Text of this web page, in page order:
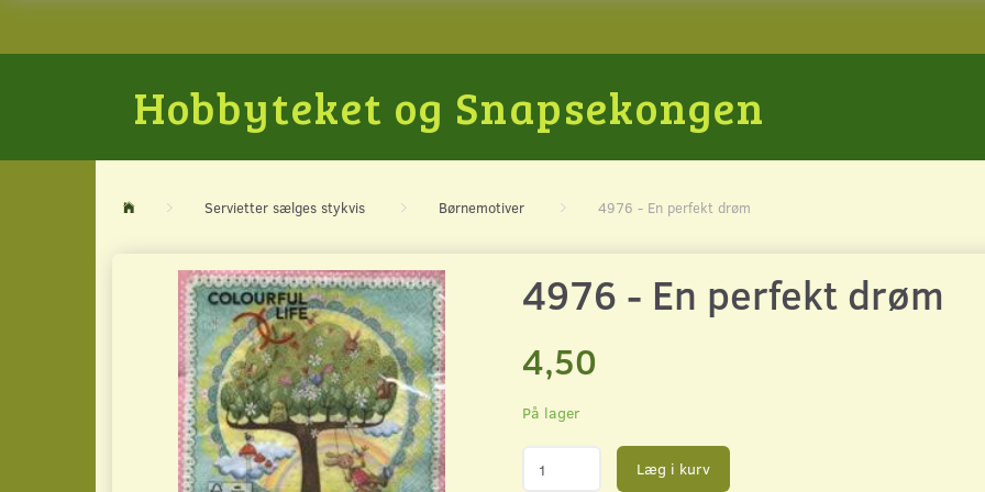
Hobbyteket og Snapsekongen
Servietter sælges stykvis Børnemotiver 4976 - En perfekt drøm
4976 - En perfekt drøm
4,50
På lager
Læg i kurv